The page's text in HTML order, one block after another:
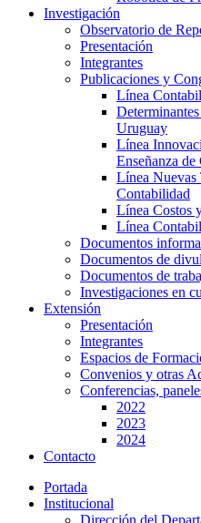
Investigación
Observatorio de
Presentación
Integrantes
Publicaciones y
Línea
Uruguay
Línea
Enseñanza
Línea Nuevas
Contabilidad
Línea Costos
Línea
Documentos
Documentos de
Documentos de
Investigaciones en
Extensión
Presentación
Integrantes
Espacios de
Convenios y otras
Conferencias,
2022
2023
2024
Contacto
Portada
Institucional
Dirección del